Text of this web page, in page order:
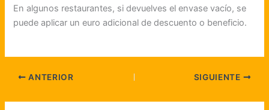
En algunos restaurantes, si devuelves el envase vacío, se
puede aplicar un euro adicional de descuento o beneficio.
ANTERIOR SIGUIENTE